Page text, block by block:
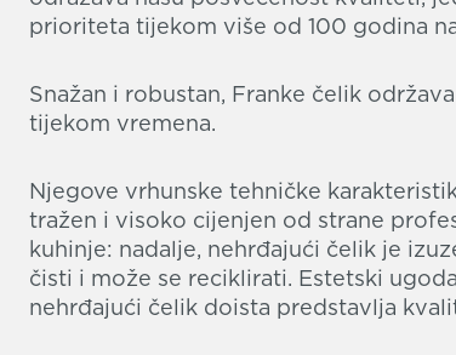
prioriteta tijekom više od 100 godina
Snažan i robustan, Franke čelik
tijekom vremena.
Njegove vrhunske tehničke
tražen i visoko cijenjen od strane
kuhinje: nadalje, nehrđajući čelik je
čisti i može se reciklirati. Estetski
nehrđajući čelik doista predstavlja